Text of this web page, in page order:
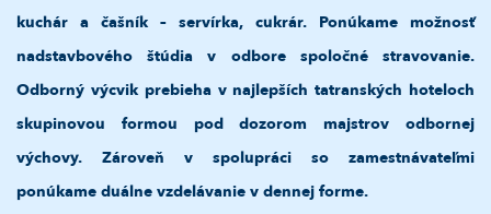
kuchár a čašník – servírka, cukrár. Ponúkame možnosť
nadstavbového štúdia v odbore spoločné stravovanie.
Odborný výcvik prebieha v najlepších tatranských hoteloch
skupinovou formou pod dozorom majstrov odbornej
výchovy. Zároveň v spolupráci so zamestnávateľmi
ponúkame duálne vzdelávanie v dennej forme.